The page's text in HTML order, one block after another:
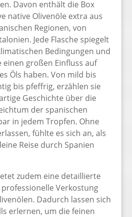
Davon enthält die Box
native Olivenöle extra aus
Regionen, von
Jede Flasche spiegelt
Bedingungen und
großen Einfluss auf
Öls haben. Von mild bis
bis pfeffrig, erzählen sie
Geschichte über die
der spanischen
in jedem Tropfen. Ohne
fühlte es sich an, als
Reise durch Spanien
zudem eine detaillierte
Verkostung
Dadurch lassen sich
erlernen, um die feinen